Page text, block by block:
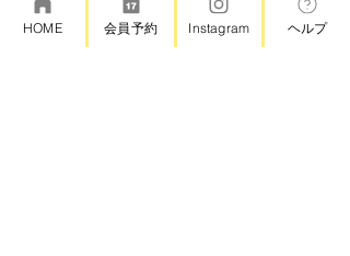
コメントを追加…
HOME 会員予約 Instagram ヘルプ